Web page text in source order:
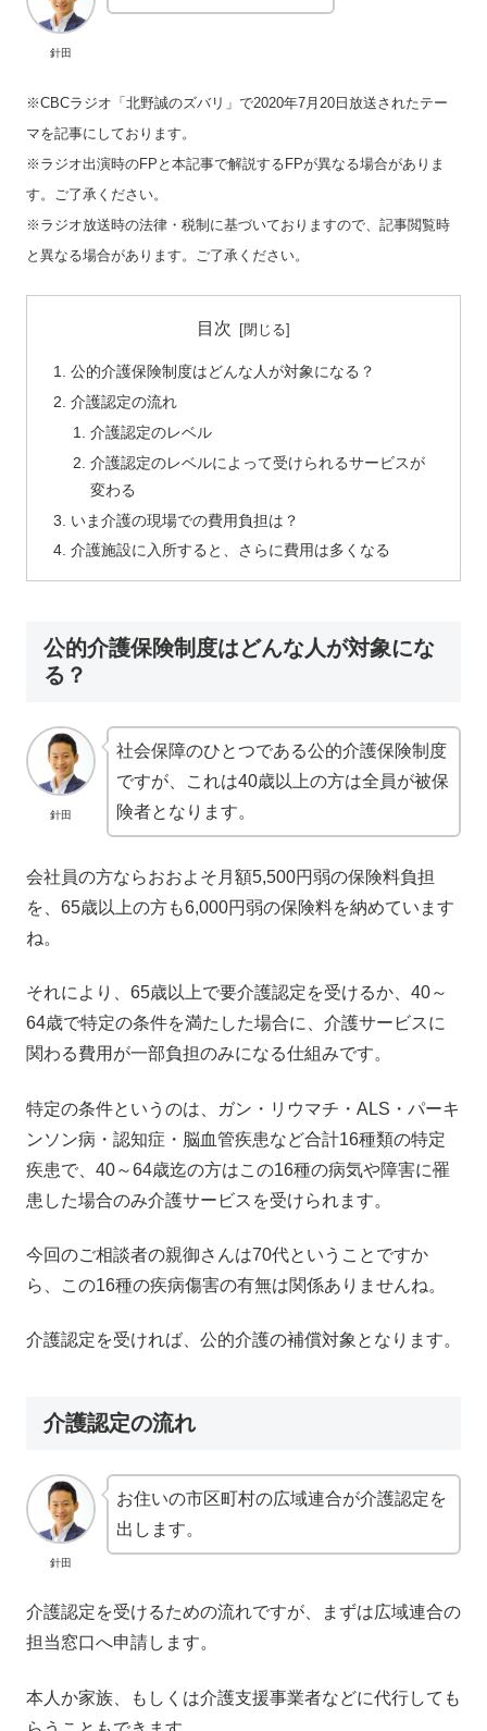
針田
※CBCラジオ「北野誠のズバリ」で2020年7月20日放送されたテー
マを記事にしております。
※ラジオ出演時のFPと本記事で解説するFPが異なる場合がありま
す。ご了承ください。
※ラジオ放送時の法律・税制に基づいておりますので、記事閲覧時
と異なる場合があります。ご了承ください。
目次
公的介護保険制度はどんな人が対象になる？
介護認定の流れ
介護認定のレベル
介護認定のレベルによって受けられるサービスが
変わる
いま介護の現場での費用負担は？
介護施設に入所すると、さらに費用は多くなる
公的介護保険制度はどんな人が対象にな
る？
針田
社会保障のひとつである公的介護保険制度
ですが、これは40歳以上の方は全員が被保
険者となります。
会社員の方ならおおよそ月額5,500円弱の保険料負担
を、65歳以上の方も6,000円弱の保険料を納めています
ね。
それにより、65歳以上で要介護認定を受けるか、40～
64歳で特定の条件を満たした場合に、介護サービスに
関わる費用が一部負担のみになる仕組みです。
特定の条件というのは、ガン・リウマチ・ALS・パーキ
ンソン病・認知症・脳血管疾患など合計16種類の特定
疾患で、40～64歳迄の方はこの16種の病気や障害に罹
患した場合のみ介護サービスを受けられます。
今回のご相談者の親御さんは70代ということですか
ら、この16種の疾病傷害の有無は関係ありませんね。
介護認定を受ければ、公的介護の補償対象となります。
介護認定の流れ
針田
お住いの市区町村の広域連合が介護認定を
出します。
介護認定を受けるための流れですが、まずは広域連合の
担当窓口へ申請します。
本人か家族、もしくは介護支援事業者などに代行しても